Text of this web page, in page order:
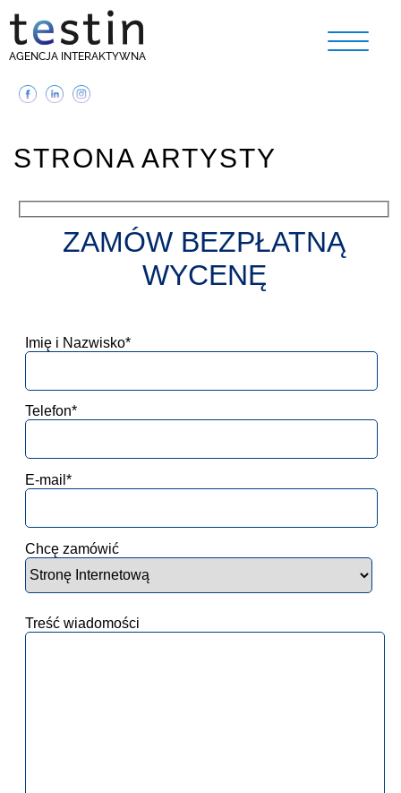
AGENCJA INTERAKTYWNA
STRONA ARTYSTY
ZAMÓW BEZPŁATNĄ
WYCENĘ
Imię i Nazwisko*
Telefon*
E-mail*
Chcę zamówić
Treść wiadomości